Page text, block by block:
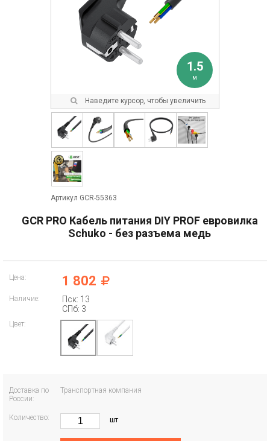
1.5
м
Наведите курсор, чтобы увеличить
Артикул GCR-55363
GCR PRO Кабель питания DIY PROF евровилка
Schuko - без разъема медь
Цена: 1 802
Наличие:
Пск: 13
СПб: 3
Цвет:
Доставка по
России:
Транспортная компания
Количество: шт